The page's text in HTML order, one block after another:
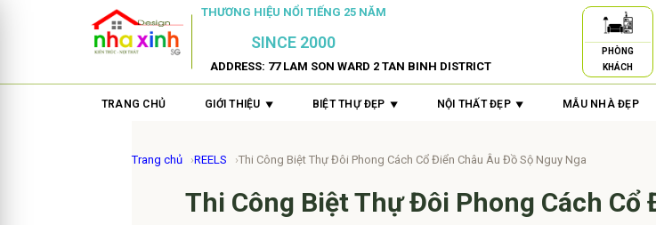
THƯƠNG HIỆU NỔI TIẾNG 25 NĂM
SINCE 2000
ADDRESS: 77 LAM SON WARD 2 TAN BINH DISTRICT
PHÒNG
KHÁCH
TRANG CHỦ GIỚI THIỆU BIỆT THỰ ĐẸP NỘI THẤT ĐẸP MẪU NHÀ ĐẸP
Trang chủ REELS Thi Công Biệt Thự Đôi Phong Cách Cổ Điển Châu Âu Đồ Sộ Nguy Nga
Thi Công Biệt Thự Đôi Phong Cách Cổ